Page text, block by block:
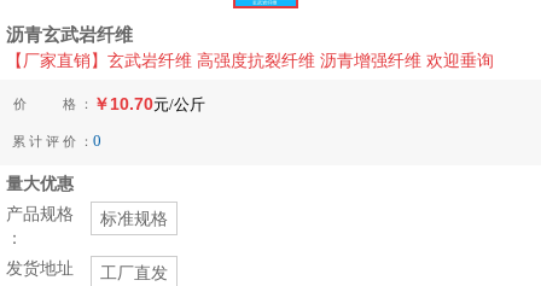
沥青玄武岩纤维
【厂家直销】玄武岩纤维 高强度抗裂纤维 沥青增强纤维 欢迎垂询
价 格 ： ￥10.70元/公斤
累 计 评 价 ： 0
量大优惠
产品规格
：
标准规格
发货地址
工厂直发